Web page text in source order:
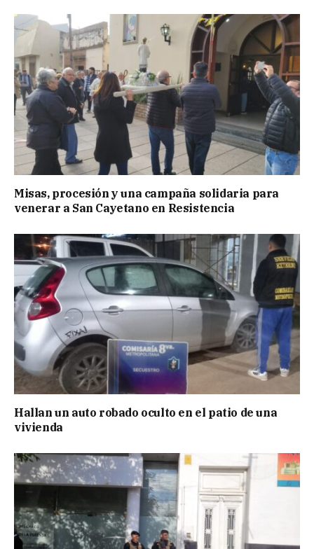
Misas, procesión y una campaña solidaria para
venerar a San Cayetano en Resistencia
Hallan un auto robado oculto en el patio de una
vivienda